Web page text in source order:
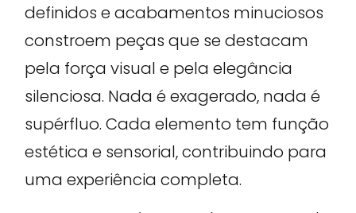
definidos e acabamentos minuciosos
constroem peças que se destacam
pela força visual e pela elegância
silenciosa. Nada é exagerado, nada é
supérfluo. Cada elemento tem função
estética e sensorial, contribuindo para
uma experiência completa.